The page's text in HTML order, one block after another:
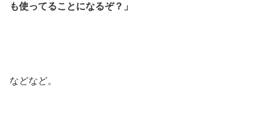
も使ってることになるぞ？」
などなど。